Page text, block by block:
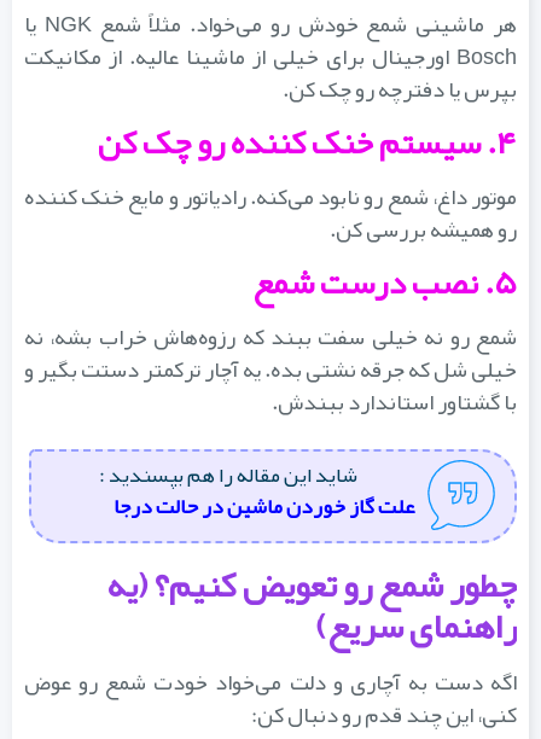
هر ماشینی شمع خودش رو می‌خواد. مثلاً شمع NGK یا
Bosch اورجینال برای خیلی از ماشینا عالیه. از مکانیکت
بپرس یا دفترچه رو چک کن.
موتور داغ، شمع رو نابود می‌کنه. رادیاتور و مایع خنک‌ کننده
رو همیشه بررسی کن.
شمع رو نه خیلی سفت ببند که رزوه‌هاش خراب بشه، نه
خیلی شل که جرقه نشتی بده. یه آچار ترکمتر دستت بگیر و
با گشتاور استاندارد ببندش.
شاید این مقاله را هم بپسندید :
علت گاز خوردن ماشین در حالت درجا
چطور شمع رو تعویض کنیم؟ (یه
راهنمای سریع)
اگه دست به آچاری و دلت می‌خواد خودت شمع رو عوض
کنی، این چند قدم رو دنبال کن: